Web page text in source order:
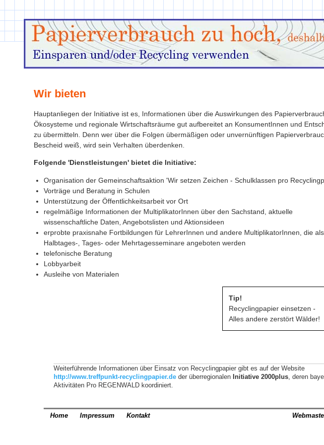
Wir bieten
Hauptanliegen der Initiative ist es, Informationen über die Auswirkungen des
Ökosysteme und regionale Wirtschaftsräume gut aufbereitet an KonsumentInnen und
zu übermitteln. Denn wer über die Folgen übermäßigen oder unvernünftigen
Bescheid weiß, wird sein Verhalten überdenken.
Folgende 'Dienstleistungen' bietet die Initiative:
Organisation der Gemeinschaftsaktion 'Wir setzen Zeichen - Schulklassen pro
Vorträge und Beratung in Schulen
Unterstützung der Öffentlichkeitsarbeit vor Ort
regelmäßige Informationen der MultiplikatorInnen über den Sachstand, aktuelle
wissenschaftliche Daten, Angebotslisten und Aktionsideen
erprobte praxisnahe Fortbildungen für LehrerInnen und andere MultiplikatorInnen, die als
Halbtages-, Tages- oder Mehrtagesseminare angeboten werden
telefonische Beratung
Lobbyarbeit
Ausleihe von Materialen
Tip!
Recyclingpapier einsetzen -
Alles andere zerstört Wälder!
Weiterführende Informationen über Einsatz von Recyclingpapier gibt es auf der Website
http://www.treffpunkt-recyclingpapier.de der überregionalen Initiative 2000plus , deren
Aktivitäten Pro REGENWALD koordiniert.
Home Impressum Kontakt